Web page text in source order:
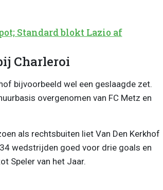
Standard blokt Lazio af
Charleroi
bijvoorbeeld wel een geslaagde zet.
overgenomen van FC Metz en
als rechtsbuiten liet Van Den Kerkhof
wedstrijden goed voor drie goals en
Speler van het Jaar.